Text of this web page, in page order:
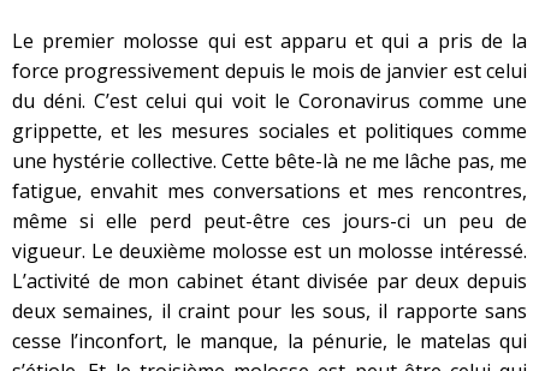
Le premier molosse qui est apparu et qui a pris de la
force progressivement depuis le mois de janvier est celui
du déni. C’est celui qui voit le Coronavirus comme une
grippette, et les mesures sociales et politiques comme
une hystérie collective. Cette bête-là ne me lâche pas, me
fatigue, envahit mes conversations et mes rencontres,
même si elle perd peut-être ces jours-ci un peu de
vigueur. Le deuxième molosse est un molosse intéressé.
L’activité de mon cabinet étant divisée par deux depuis
deux semaines, il craint pour les sous, il rapporte sans
cesse l’inconfort, le manque, la pénurie, le matelas qui